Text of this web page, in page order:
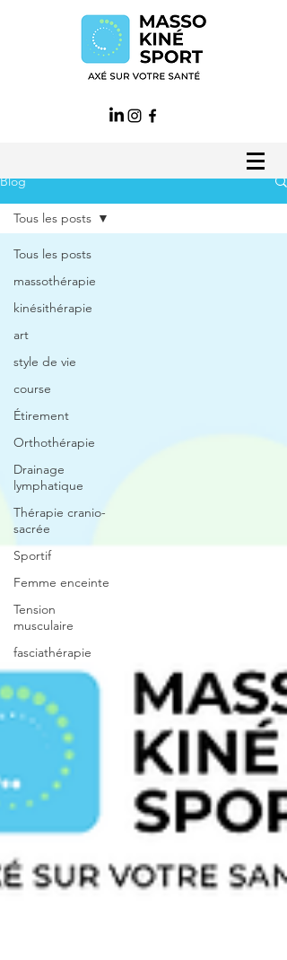
Blog
Tous les posts
massothérapie
kinésithérapie
art
style de vie
course
Étirement
Orthothérapie
Drainage
lymphatique
Thérapie cranio-
sacrée
Sportif
Femme enceinte
Tension
musculaire
fasciathérapie
Tous les posts